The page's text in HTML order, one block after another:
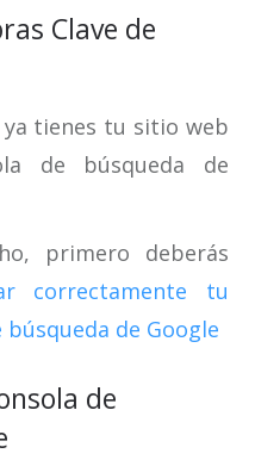
Clave de
tienes tu sitio web
de búsqueda de
primero deberás
correctamente tu
de Google
de